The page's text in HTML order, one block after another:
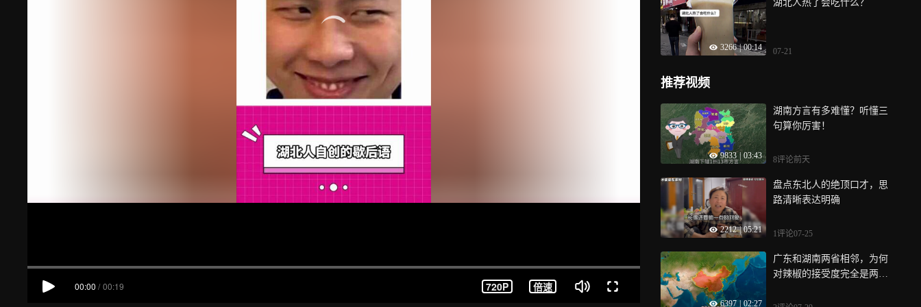
00:00 / 00:19 720P 倍速
3266 | 00:14
湖北人热了会吃什么？
07-21
推荐视频
9833 | 03:43
湖南方言有多难懂？听懂三
句算你厉害！
8评论前天
2212 | 05:21
盘点东北人的绝顶口才，思
路清晰表达明确
1评论07-25
6397 | 02:27
广东和湖南两省相邻，为何
对辣椒的接受度完全是两个